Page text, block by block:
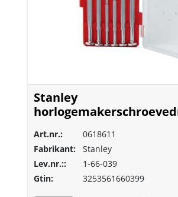
Stanley
Art.nr.:
0618611
Fabrikant:
Stanley
Lev.nr.::
1-66-039
Gtin:
3253561660399